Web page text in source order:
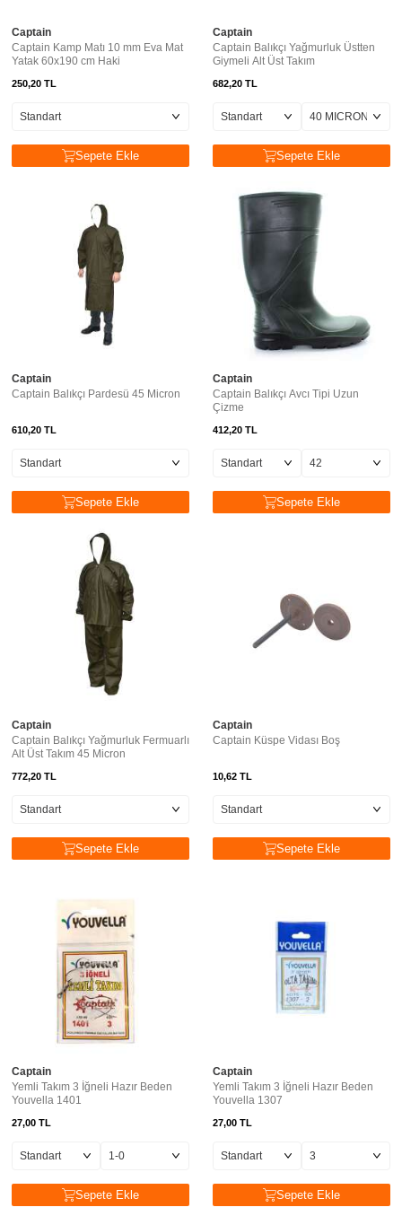
Captain
Captain Kamp Matı 10 mm Eva Mat
Yatak 60x190 cm Haki
250,20 TL
Sepete Ekle
Captain
Captain Balıkçı Yağmurluk Üstten
Giymeli Alt Üst Takım
682,20 TL
Sepete Ekle
Captain
Captain Balıkçı Pardesü 45 Micron
610,20 TL
Sepete Ekle
Captain
Captain Balıkçı Avcı Tipi Uzun
Çizme
412,20 TL
Sepete Ekle
Captain
Captain Balıkçı Yağmurluk Fermuarlı
Alt Üst Takım 45 Micron
772,20 TL
Sepete Ekle
Captain
Captain Küspe Vidası Boş
10,62 TL
Sepete Ekle
Captain
Yemli Takım 3 İğneli Hazır Beden
Youvella 1401
27,00 TL
Sepete Ekle
Captain
Yemli Takım 3 İğneli Hazır Beden
Youvella 1307
27,00 TL
Sepete Ekle